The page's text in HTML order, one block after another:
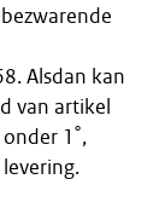
Alsdan kan
van artikel
1˚,